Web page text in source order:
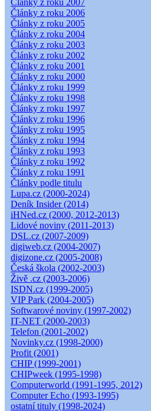
Články z roku 2007
Články z roku 2006
Články z roku 2005
Články z roku 2004
Články z roku 2003
Články z roku 2002
Články z roku 2001
Články z roku 2000
Články z roku 1999
Články z roku 1998
Články z roku 1997
Články z roku 1996
Články z roku 1995
Články z roku 1994
Články z roku 1993
Články z roku 1992
Články z roku 1991
Články podle titulu
Lupa.cz (2000-2024)
Deník Insider (2014)
iHNed.cz (2000, 2012-2013)
Lidové noviny (2011-2013)
DSL.cz (2007-2009)
digiweb.cz (2004-2007)
digizone.cz (2005-2008)
Česká škola (2002-2003)
Živě .cz (2003-2006)
ISDN.cz (1999-2005)
VIP Park (2004-2005)
Softwarové noviny (1997-2002)
IT-NET (2000-2003)
Telefon (2001-2002)
Novinky.cz (1998-2000)
Profit (2001)
CHIP (1999-2001)
CHIPweek (1995-1998)
Computerworld (1991-1995, 2012)
Computer Echo (1993-1995)
ostatní tituly (1998-2024)